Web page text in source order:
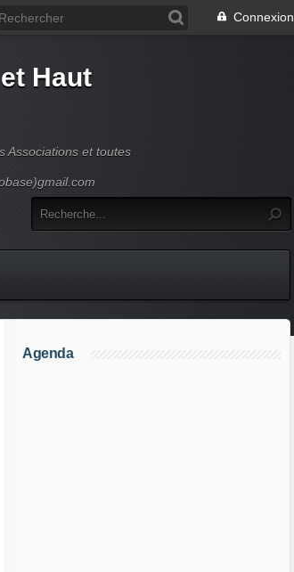
Connexion
Haut
Associations et toutes
Agenda